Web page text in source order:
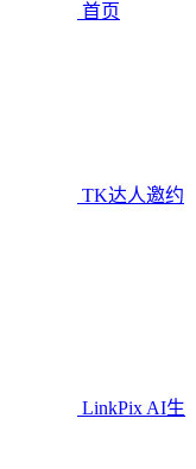
首页
TK达人邀约
LinkPix AI生